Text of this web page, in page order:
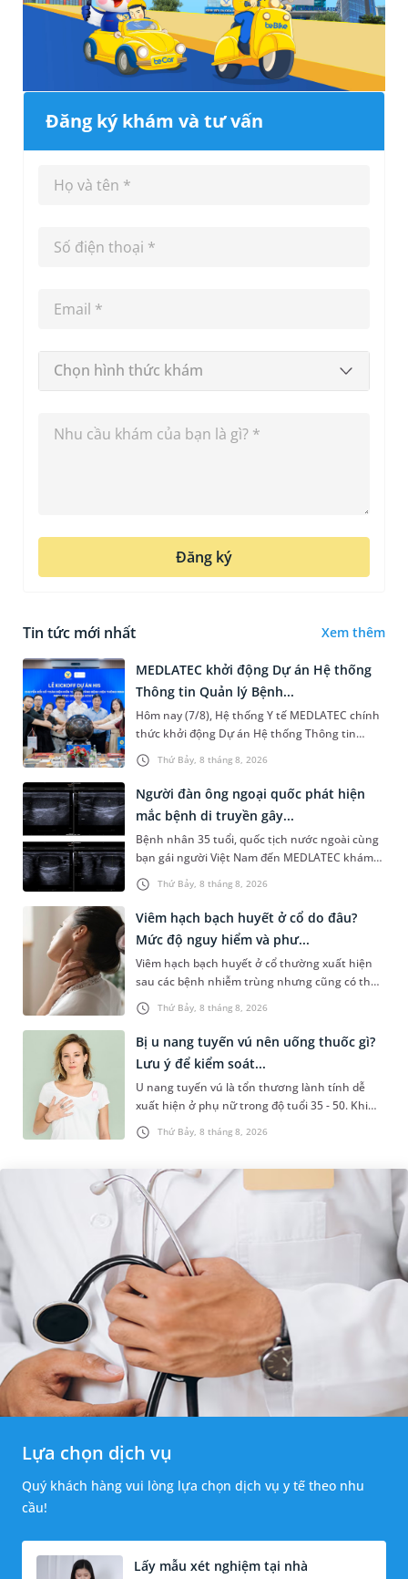
Đăng ký khám và tư vấn
Chọn hình thức khám
Đăng ký
Tin tức mới nhất Xem thêm
Thứ Bảy, 8 tháng 8, 2026
MEDLATEC khởi động Dự án Hệ thống
Thông tin Quản lý Bệnh...
Hôm nay (7/8), Hệ thống Y tế MEDLATEC chính
thức khởi động Dự án Hệ thống Thông tin
Quản lý Bệnh viện (HIS - Hospital Information
System) giai đoạn mới. Dự á...
Thứ Bảy, 8 tháng 8, 2026
Người đàn ông ngoại quốc phát hiện
mắc bệnh di truyền gây...
Bệnh nhân 35 tuổi, quốc tịch nước ngoài cùng
bạn gái người Việt Nam đến MEDLATEC khám
sức khỏe tiền hôn nhân. Qua thăm khám và
làm các xét nghiệm chuyên sâu,...
Thứ Bảy, 8 tháng 8, 2026
Viêm hạch bạch huyết ở cổ do đâu?
Mức độ nguy hiểm và phư...
Viêm hạch bạch huyết ở cổ thường xuất hiện
sau các bệnh nhiễm trùng nhưng cũng có thể
liên quan đến lao hạch hoặc ung thư. Để tìm
hiểu nguyên nhân gây viêm,...
Thứ Bảy, 8 tháng 8, 2026
Bị u nang tuyến vú nên uống thuốc gì?
Lưu ý để kiểm soát...
U nang tuyến vú là tổn thương lành tính dễ
xuất hiện ở phụ nữ trong độ tuổi 35 - 50. Khi
được chẩn đoán mắc bệnh, nhiều người
thường băn khoăn u nang tuyến v...
Lựa chọn dịch vụ
Quý khách hàng vui lòng lựa chọn dịch vụ y tế theo nhu
cầu!
Lấy mẫu xét nghiệm tại nhà